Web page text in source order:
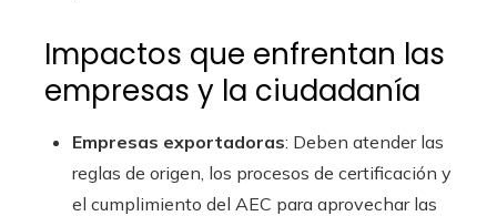
Impactos que enfrentan las
empresas y la ciudadanía
Empresas exportadoras: Deben atender las
reglas de origen, los procesos de certificación y
el cumplimiento del AEC para aprovechar las